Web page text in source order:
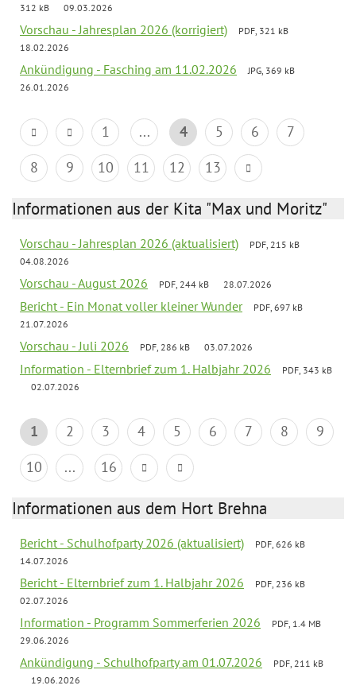
312 kB 09.03.2026
Vorschau - Jahresplan 2026 (korrigiert)
PDF, 321 kB
18.02.2026
Ankündigung - Fasching am 11.02.2026
JPG, 369 kB
26.01.2026
1 ... 4 5 6
7
8
9 10 11 12 13
Informationen aus der Kita "Max und Moritz"
Vorschau - Jahresplan 2026 (aktualisiert)
PDF, 215 kB
04.08.2026
Vorschau - August 2026 PDF, 244 kB 28.07.2026
Bericht - Ein Monat voller kleiner Wunder
PDF, 697 kB
21.07.2026
Vorschau - Juli 2026 PDF, 286 kB 03.07.2026
Information - Elternbrief zum 1. Halbjahr 2026
PDF, 343 kB
02.07.2026
1 2 3 4 5 6 7 8
9
10
... 16
Informationen aus dem Hort Brehna
Bericht - Schulhofparty 2026 (aktualisiert)
PDF, 626 kB
14.07.2026
Bericht - Elternbrief zum 1. Halbjahr 2026
PDF, 236 kB
02.07.2026
Information - Programm Sommerferien 2026
PDF, 1.4 MB
29.06.2026
Ankündigung - Schulhofparty am 01.07.2026
PDF, 211 kB
19.06.2026